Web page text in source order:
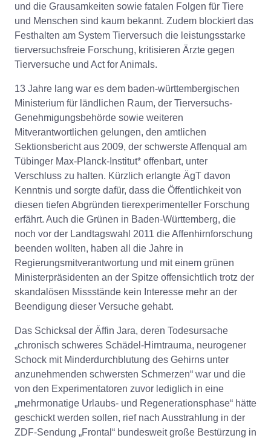
und die Grausamkeiten sowie fatalen Folgen für Tiere
und Menschen sind kaum bekannt. Zudem blockiert das
Festhalten am System Tierversuch die leistungsstarke
tierversuchsfreie Forschung, kritisieren Ärzte gegen
Tierversuche und Act for Animals.
13 Jahre lang war es dem baden-württembergischen
Ministerium für ländlichen Raum, der Tierversuchs-
Genehmigungsbehörde sowie weiteren
Mitverantwortlichen gelungen, den amtlichen
Sektionsbericht aus 2009, der schwerste Affenqual am
Tübinger Max-Planck-Institut* offenbart, unter
Verschluss zu halten. Kürzlich erlangte ÄgT davon
Kenntnis und sorgte dafür, dass die Öffentlichkeit von
diesen tiefen Abgründen tierexperimenteller Forschung
erfährt. Auch die Grünen in Baden-Württemberg, die
noch vor der Landtagswahl 2011 die Affenhirnforschung
beenden wollten, haben all die Jahre in
Regierungsmitverantwortung und mit einem grünen
Ministerpräsidenten an der Spitze offensichtlich trotz der
skandalösen Missstände kein Interesse mehr an der
Beendigung dieser Versuche gehabt.
Das Schicksal der Äffin Jara, deren Todesursache
„chronisch schweres Schädel-Hirntrauma, neurogener
Schock mit Minderdurchblutung des Gehirns unter
anzunehmenden schwersten Schmerzen“ war und die
von den Experimentatoren zuvor lediglich in eine
„mehrmonatige Urlaubs- und Regenerationsphase“ hätte
geschickt werden sollen, rief nach Ausstrahlung in der
ZDF-Sendung „Frontal“ bundesweit große Bestürzung in